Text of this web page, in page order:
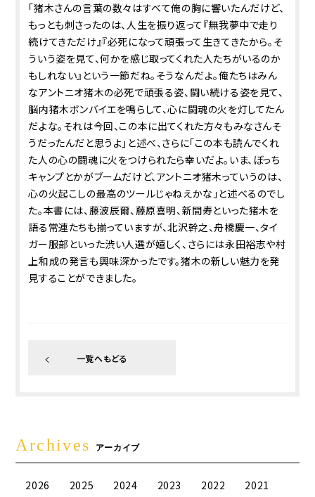
「猪木さんの言葉の数々はすべて俺の胸に響いたんだけど、
もっとも刺さったのは、人生を振り返って『無我夢中で走り
続けてきただけ』『必死になって頑張って生きてきたから。そ
ういう姿を見て、何かを感じ取ってくれた人たちがいるのか
もしれない』という一節だね。そうなんだよ。俺たちはみん
なアントニオ猪木の必死で頑張る姿、闘い続ける姿を見て、
脳内猪木ボンバイエを鳴らして、心に闘魂の火を灯してたん
だよな。それは今回、この本に出てくれた方々もみなさんそ
うだったんだと思うよ」と述べ、さらに「この本も読んでくれ
た人の心の闘魂に火をつけられたら幸いだよ。いま、ぼっち
キャンプとかがブームだけど、アントニオ猪木っていうのは、
心の火起こしの最高のツールじゃねえかな」と述べるのでし
た。本書には、藤波辰爾、藤原喜明、新間寿といった猪木を
語る常連たちも揃っていますが、北沢幹之、舟橋慶一、タイ
ガー服部といった渋い人選が嬉しく、さらには永田裕志や村
上和成の発言も興味深かったです。猪木の新しい魅力を発
見することができました。
一覧へもどる
Archives アーカイブ
2026 2025 2024 2023 2022
2021